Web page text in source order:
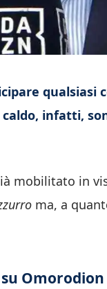
qualsiasi
infatti,
mobilitato in
ma, a
Omorodion